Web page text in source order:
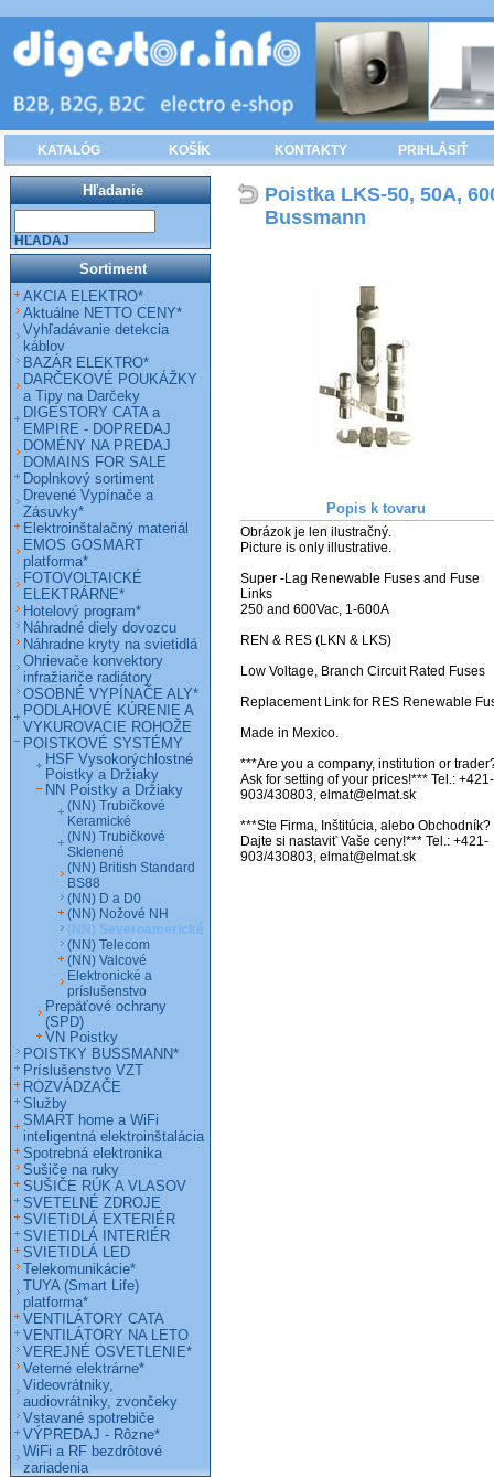
KATALÓG KOŠÍK KONTAKTY PRIHLÁSIŤ
Poistka LKS-50, 50A,
Bussmann
Popis k tovaru
Obrázok je len ilustračný.
Picture is only illustrative.
Super -Lag Renewable Fuses and Fuse
Links
250 and 600Vac, 1-600A
REN & RES (LKN & LKS)
Low Voltage, Branch Circuit Rated Fuses
Replacement Link for RES Renewable
Made in Mexico.
***Are you a company, institution or
Ask for setting of your prices!*** Tel.: +421-
903/430803, elmat@elmat.sk
***Ste Firma, Inštitúcia, alebo Obchodník?
Dajte si nastaviť Vaše ceny!*** Tel.: +421-
Hľadanie
HĽADAJ
Sortiment
AKCIA ELEKTRO*
Aktuálne NETTO CENY*
Vyhľadávanie detekcia
káblov
BAZÁR ELEKTRO*
DARČEKOVÉ POUKÁŽKY
a Tipy na Darčeky
DIGESTORY CATA a
EMPIRE - DOPREDAJ
DOMÉNY NA PREDAJ
DOMAINS FOR SALE
Doplnkový sortiment
Drevené Vypínače a
Zásuvky*
Elektroinštalačný materiál
EMOS GOSMART
platforma*
FOTOVOLTAICKÉ
ELEKTRÁRNE*
Hotelový program*
Náhradné diely dovozcu
Náhradne kryty na svietidlá
Ohrievače konvektory
infražiariče radiátory
OSOBNÉ VYPÍNAČE ALY*
PODLAHOVÉ KÚRENIE A
VYKUROVACIE ROHOŽE
POISTKOVÉ SYSTÉMY
HSF Vysokorýchlostné
Poistky a Držiaky
NN Poistky a Držiaky
(NN) Trubičkové
Keramické
(NN) Trubičkové
Sklenené
(NN) British Standard
BS88
(NN) D a D0
(NN) Nožové NH
(NN) Severoamerické
(NN) Telecom
(NN) Valcové
Elektronické a
príslušenstvo
Prepäťové ochrany
(SPD)
VN Poistky
POISTKY BUSSMANN*
Príslušenstvo VZT
ROZVÁDZAČE
Služby
SMART home a WiFi
inteligentná elektroinštalácia
Spotrebná elektronika
Sušiče na ruky
SUŠIČE RÚK A VLASOV
SVETELNÉ ZDROJE
SVIETIDLÁ EXTERIÉR
SVIETIDLÁ INTERIÉR
SVIETIDLÁ LED
Telekomunikácie*
TUYA (Smart Life)
platforma*
VENTILÁTORY CATA
VENTILÁTORY NA LETO
VEREJNÉ OSVETLENIE*
Veterné elektrárne*
Videovrátniky,
audiovrátniky, zvončeky
Vstavané spotrebiče
VÝPREDAJ - Rôzne*
WiFi a RF bezdrôtové
zariadenia